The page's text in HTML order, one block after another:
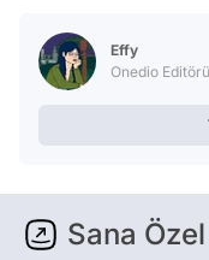
Effy
Onedio Editörü
Sana